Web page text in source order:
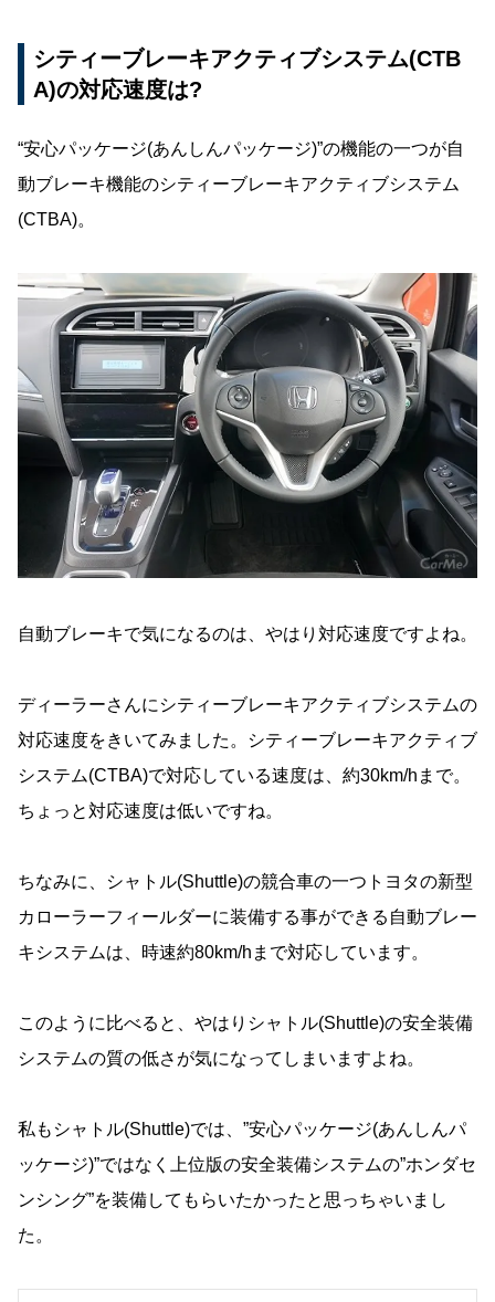
シティーブレーキアクティブシステム(CTB
A)の対応速度は?
“安心パッケージ(あんしんパッケージ)”の機能の一つが自
動ブレーキ機能のシティーブレーキアクティブシステム
(CTBA)。
自動ブレーキで気になるのは、やはり対応速度ですよね。
ディーラーさんにシティーブレーキアクティブシステムの
対応速度をきいてみました。シティーブレーキアクティブ
システム(CTBA)で対応している速度は、約30km/hまで。
ちょっと対応速度は低いですね。
ちなみに、シャトル(Shuttle)の競合車の一つトヨタの新型
カローラーフィールダーに装備する事ができる自動ブレー
キシステムは、時速約80km/hまで対応しています。
このように比べると、やはりシャトル(Shuttle)の安全装備
システムの質の低さが気になってしまいますよね。
私もシャトル(Shuttle)では、”安心パッケージ(あんしんパ
ッケージ)”ではなく上位版の安全装備システムの”ホンダセ
ンシング”を装備してもらいたかったと思っちゃいまし
た。